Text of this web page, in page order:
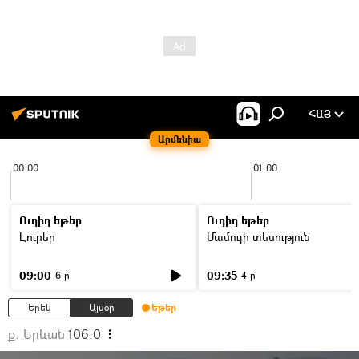
Արմենիա
ՀԱՅ
00:00 01:00
Ուղիղ եթեր
Լուրեր
09:00 6 ր
Ուղիղ եթեր
Մամուլի տեսություն
09:35 4 ր
Երեկ Այսօր Եթեր
ք. Երևան 106.0